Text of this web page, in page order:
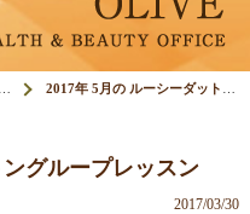
2017年 5月の ルーシーダットングループレッスン
グループレッスン
2017/03/30